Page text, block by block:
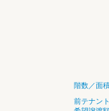
階数／面
前テナン